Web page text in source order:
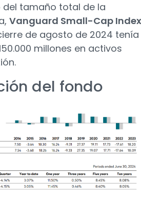
del tamaño total de la
Vanguard Small-Cap Index
de agosto de 2024 tenía
millones en activos
del fondo